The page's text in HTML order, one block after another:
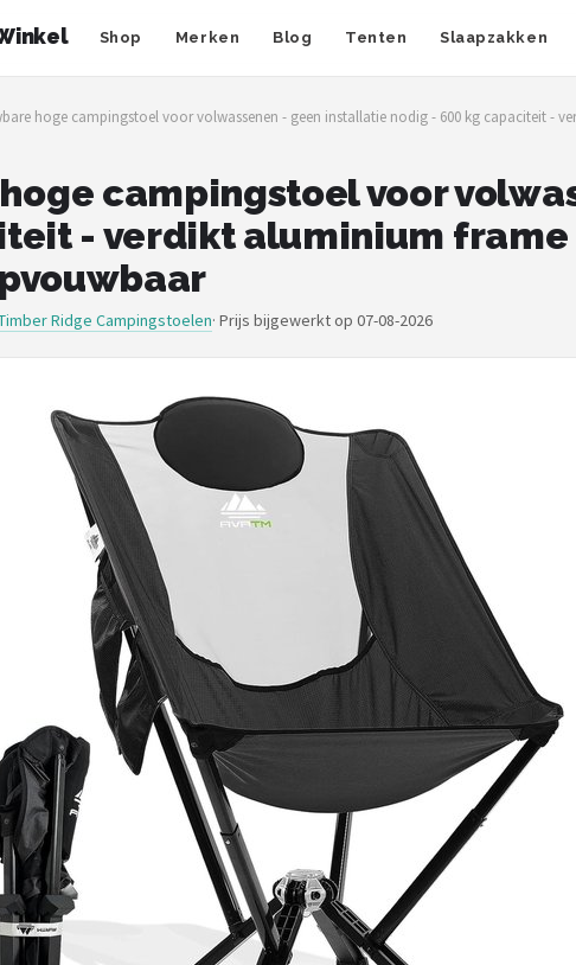
Shop Merken Blog Tenten Slaapzakken
hoge campingstoel voor volwassenen - geen installatie nodig - 600 kg capaciteit -
campingstoel voor
- verdikt aluminium
Ridge Campingstoelen· Prijs bijgewerkt op 07-08-2026